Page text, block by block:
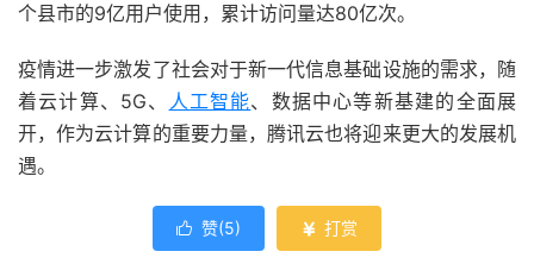
个县市的9亿用户使用，累计访问量达80亿次。
疫情进一步激发了社会对于新一代信息基础设施的需求，随
着云计算、5G、 人工智能、数据中心等新基建的全面展
开，作为云计算的重要力量，腾讯云也将迎来更大的发展机
遇。
 赞(5)  打赏